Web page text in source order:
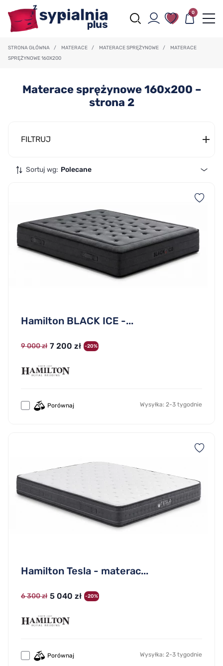
0
STRONA GŁÓWNA / MATERACE / MATERACE SPRĘŻYNOWE /
MATERACE
SPRĘŻYNOWE 160X200
Materace sprężynowe 160x200 –
strona 2
FILTRUJ
Sortuj wg: Polecane
Hamilton BLACK ICE -...
9 000 zł 7 200 zł -20%
Porównaj Wysyłka: 2-3 tygodnie
Hamilton Tesla - materac...
6 300 zł 5 040 zł -20%
Porównaj Wysyłka: 2-3 tygodnie